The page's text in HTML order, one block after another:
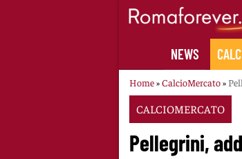
NEWS
Home»CalcioMercato»
CALCIOMERCATO
Pellegrini,